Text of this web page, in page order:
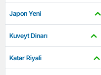
Japon Yeni
Kuveyt Dinarı
Katar Riyali